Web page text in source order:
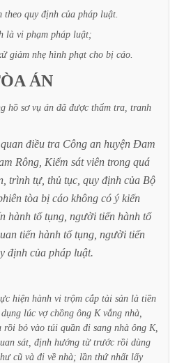
theo quy định của pháp luật.
là vi phạm pháp luật;
giảm nhẹ hình phạt cho bị cáo.
ÁN
hồ sơ vụ án đã được thẩm tra, tranh
quan điều tra Công an huyện Đam
Rông, Kiểm sát viên trong quá
trình tự, thủ tục, quy định của Bộ
tòa bị cáo không có ý kiến
hành tố tụng, người tiến hành tố
tiến hành tố tụng, người tiến
định của pháp luật.
hiện hành vi trộm cắp tài sản là tiền
dụng lúc vợ chồng ông K vắng nhà,
rồi bỏ vào túi quần đi sang nhà ông K,
sát, định hướng từ trước rồi dùng
cũ và đi về nhà; lần thứ nhất lấy